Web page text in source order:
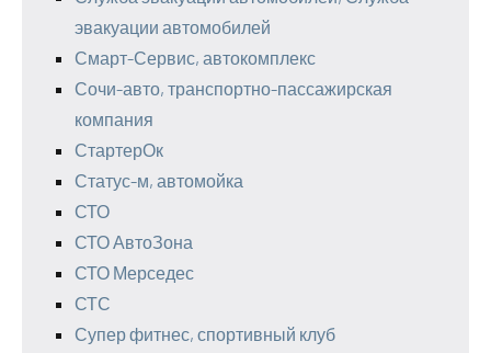
эвакуации автомобилей
Смарт-Сервис, автокомплекс
Сочи-авто, транспортно-пассажирская
компания
СтартерОк
Статус-м, автомойка
СТО
СТО АвтоЗона
СТО Мерседес
СТС
Супер фитнес, спортивный клуб